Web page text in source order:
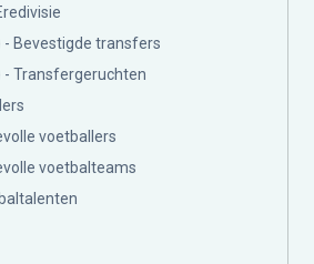
- Bevestigde transfers
- Transfergeruchten
voetballers
voetbalteams